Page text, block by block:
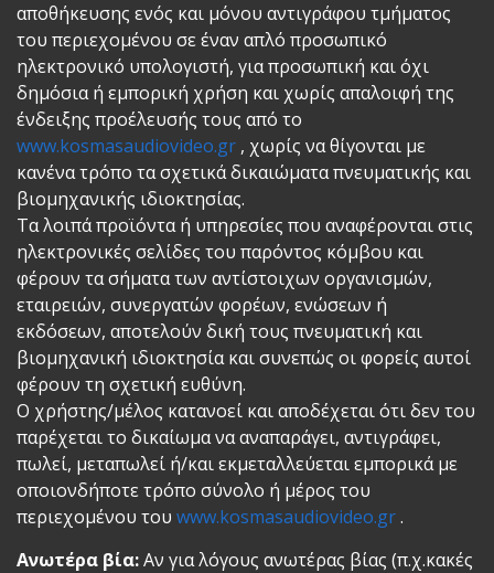
αποθήκευσης ενός και μόνου αντιγράφου τμήματος
του περιεχομένου σε έναν απλό προσωπικό
ηλεκτρονικό υπολογιστή, για προσωπική και όχι
δημόσια ή εμπορική χρήση και χωρίς απαλοιφή της
ένδειξης προέλευσής τους από το
www.kosmasaudiovideo.gr , χωρίς να θίγονται με
κανένα τρόπο τα σχετικά δικαιώματα πνευματικής και
βιομηχανικής ιδιοκτησίας.
Τα λοιπά προϊόντα ή υπηρεσίες που αναφέρονται στις
ηλεκτρονικές σελίδες του παρόντος κόμβου και
φέρουν τα σήματα των αντίστοιχων οργανισμών,
εταιρειών, συνεργατών φορέων, ενώσεων ή
εκδόσεων, αποτελούν δική τους πνευματική και
βιομηχανική ιδιοκτησία και συνεπώς οι φορείς αυτοί
φέρουν τη σχετική ευθύνη.
Ο χρήστης/μέλος κατανοεί και αποδέχεται ότι δεν του
παρέχεται το δικαίωμα να αναπαράγει, αντιγράφει,
πωλεί, μεταπωλεί ή/και εκμεταλλεύεται εμπορικά με
οποιονδήποτε τρόπο σύνολο ή μέρος του
περιεχομένου του www.kosmasaudiovideo.gr.
Ανωτέρα βία:Αν για λόγους ανωτέρας βίας (π.χ.κακές